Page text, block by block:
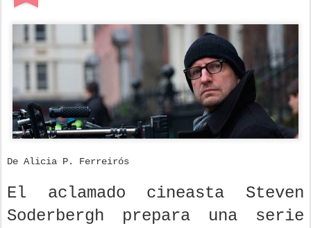
De Alicia P. Ferreirós
El aclamado cineasta Steven
Soderbergh prepara una serie